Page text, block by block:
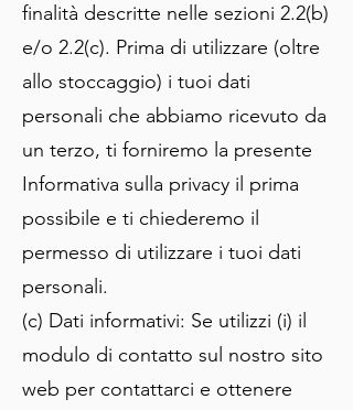
finalità descritte nelle sezioni 2.2(b)
e/o 2.2(c). Prima di utilizzare (oltre
allo stoccaggio) i tuoi dati
personali che abbiamo ricevuto da
un terzo, ti forniremo la presente
Informativa sulla privacy il prima
possibile e ti chiederemo il
permesso di utilizzare i tuoi dati
personali.
(c) Dati informativi: Se utilizzi (i) il
modulo di contatto sul nostro sito
web per contattarci e ottenere